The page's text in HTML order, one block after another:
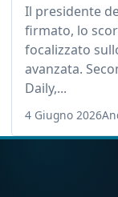
Il presidente
firmato, lo
focalizzato
avanzata.
Daily,...
4 Giugno 2026